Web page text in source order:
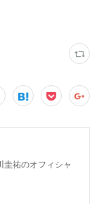
圭祐のオフィシャ